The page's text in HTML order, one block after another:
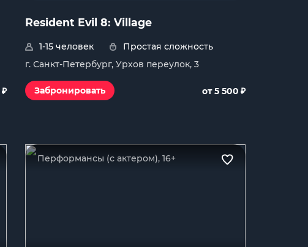
₽
Resident Evil 8: Village
1-15 человек
Простая сложность
г. Санкт-Петербург, Урхов переулок, 3
Забронировать от 5 500 ₽
Перформансы (с актером), 16+